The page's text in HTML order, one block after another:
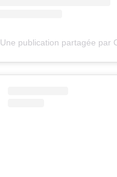
Une publication partagée par